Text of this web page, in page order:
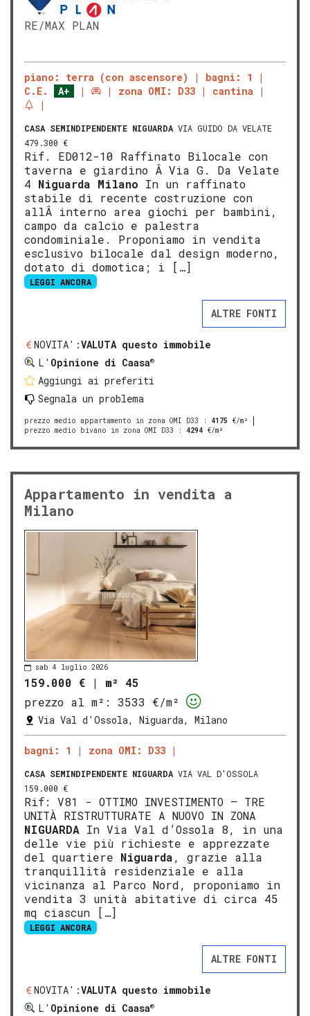
RE/MAX PLAN
piano: terra (con ascensore)
bagni: 1
C.E.
A+ zona OMI: D33 cantina
CASA SEMINDIPENDENTE NIGUARDA VIA GUIDO DA VELATE
479.300 €
Rif. ED012-10 Raffinato Bilocale con
taverna e giardino Â Via G. Da Velate
4 Niguarda Milano In un raffinato
stabile di recente costruzione con
allÂ interno area giochi per bambini,
campo da calcio e palestra
condominiale. Proponiamo in vendita
esclusivo bilocale dal design moderno,
dotato di domotica; i […]
LEGGI ANCORA
ALTRE FONTI
NOVITA':VALUTA questo immobile
L' Opinione di Caasa®
Aggiungi ai preferiti
Segnala un problema
prezzo medio appartamento in zona OMI D33 : 4175 €/m²
prezzo medio bivano in zona OMI D33 : 4294 €/m²
Appartamento in vendita a
Milano
sab 4 luglio 2026
159.000 € | m² 45
prezzo al m²:
3533 €/m²
Via Val d'Ossola, Niguarda, Milano
bagni: 1 zona OMI: D33
CASA SEMINDIPENDENTE NIGUARDA VIA VAL D'OSSOLA
159.000 €
Rif: V81 - OTTIMO INVESTIMENTO – TRE
UNITÀ RISTRUTTURATE A NUOVO IN ZONA
NIGUARDA In Via Val d’Ossola 8, in una
delle vie più richieste e apprezzate
del quartiere Niguarda, grazie alla
tranquillità residenziale e alla
vicinanza al Parco Nord, proponiamo in
vendita 3 unità abitative di circa 45
mq ciascun […]
LEGGI ANCORA
ALTRE FONTI
NOVITA':VALUTA questo immobile
L' Opinione di Caasa®